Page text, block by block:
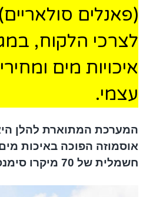
(פאנלים
לצרכי הלקוח,
איכויות מים
עצמי.
המערכת המתוארת להלן
אוסמוזה הפוכה באיכות
חשמלית של